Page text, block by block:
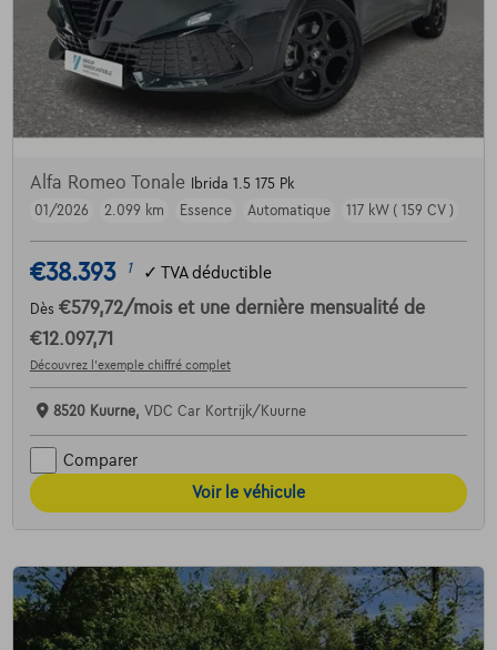
Alfa Romeo Tonale
Ibrida 1.5 175 Pk
01/2026
2.099 km Essence Automatique 117 kW ( 159 CV )
€38.393 1 ✓ TVA déductible
Dès €579,72/mois et une dernière mensualité de
€12.097,71
Découvrez l’exemple chiffré complet
8520 Kuurne, VDC Car Kortrijk/Kuurne
Comparer
Voir le véhicule